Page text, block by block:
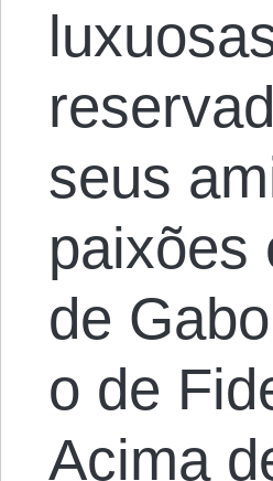
seus
paixões
de
o de
Acima